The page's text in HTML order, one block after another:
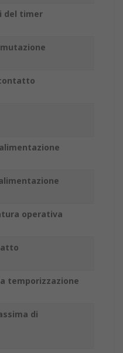
del timer
operativa
temporizzazione
di